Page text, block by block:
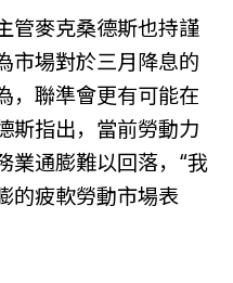
管麥克桑德斯也持謹
市場對於三月降息的
，聯準會更有可能在
斯指出，當前勞動力
業通膨難以回落，“我
的疲軟勞動市場表